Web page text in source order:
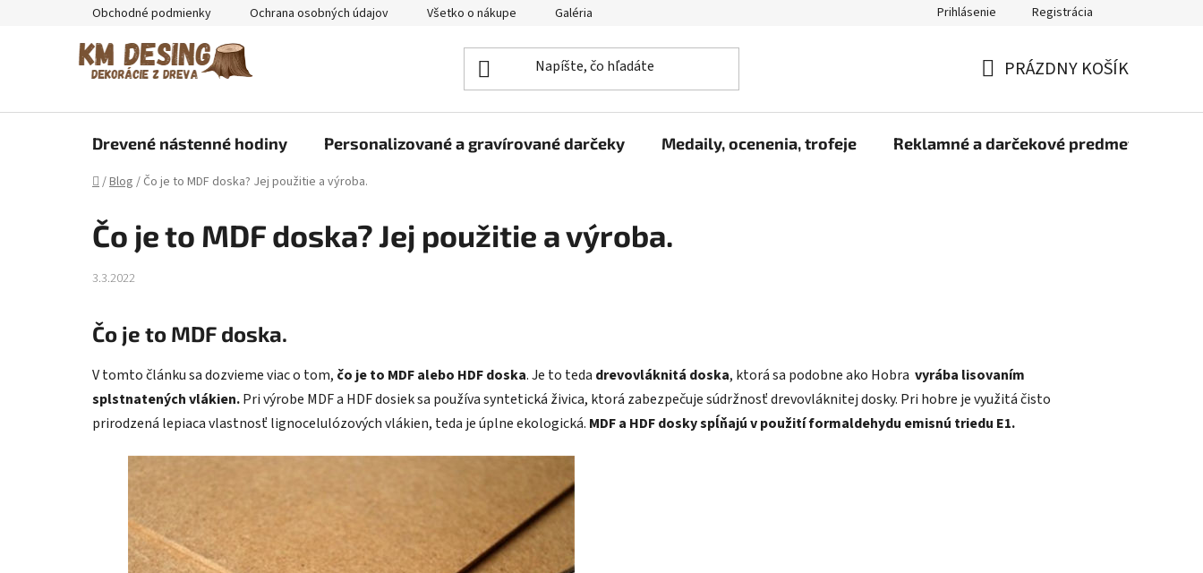
Obchodné podmienky Ochrana osobných údajov Všetko o nákupe Galéria Formulár na odstúpenie od zmluvy O nás
Prihlásenie Registrácia
KOŠÍK
PRÁZDNY KOŠÍK
Drevené nástenné hodiny Personalizované a gravírované darčeky Medaily, ocenenia, trofeje Reklamné a darčekové predmety
Domov
/Blog / Čo je to MDF doska? Jej použitie a výroba.
Čo je to MDF doska? Jej použitie a výroba.
3.3.2022
Čo je to MDF doska.
V tomto článku sa dozvieme viac o tom, čo je to MDF alebo HDF doska. Je to teda drevovláknitá doska, ktorá sa podobne ako Hobra vyrába lisovaním
splstnatených vlákien.Pri výrobe MDF a HDF dosiek sa používa syntetická živica, ktorá zabezpečuje súdržnosť drevovláknitej dosky. Pri hobre je využitá čisto
prirodzená lepiaca vlastnosť lignocelulózových vlákien, teda je úplne ekologická. MDF a HDF dosky spĺňajú v použití formaldehydu emisnú triedu E1.